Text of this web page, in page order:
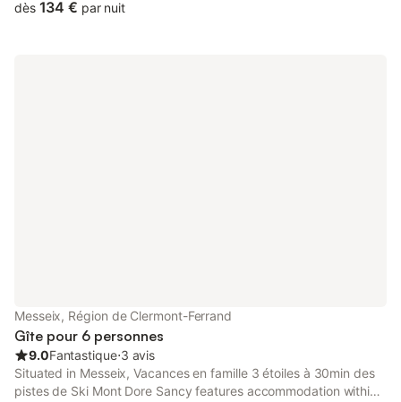
dès 134 € par nuit
Messeix, Région de Clermont-Ferrand
Gîte pour 6 personnes
9.0Fantastique⋅3 avis
Situated in Messeix, Vacances en famille 3 étoiles à 30min des
pistes de Ski Mont Dore Sancy features accommodation within